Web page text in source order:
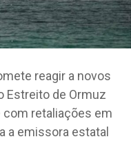
reagir a novos
Estreito de Ormuz
com retaliações em
a emissora estatal